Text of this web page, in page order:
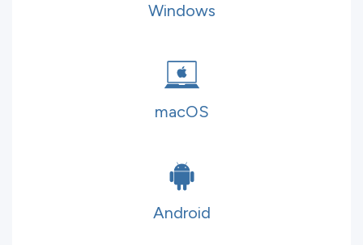
Windows
macOS
Android